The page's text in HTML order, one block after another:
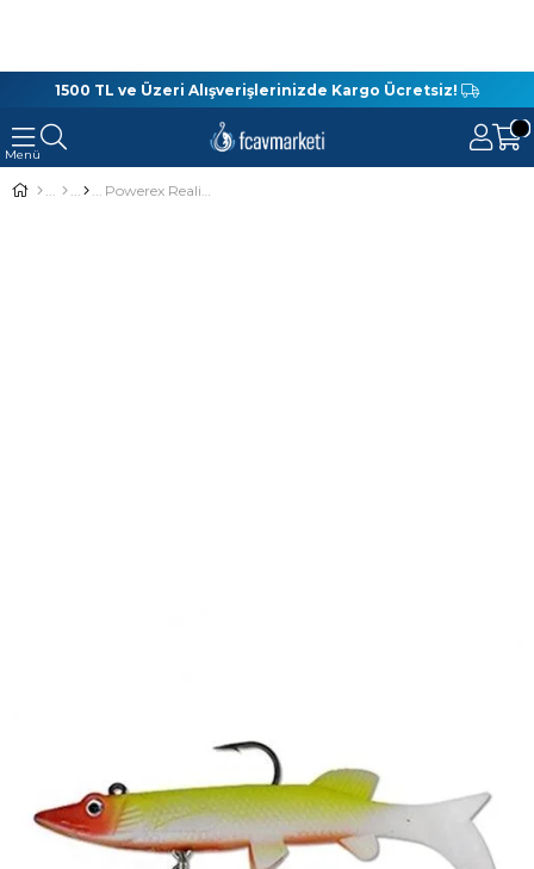
1500 TL ve Üzeri Alışverişlerinizde Kargo Ücretsiz!
Powerex Realistic Pike Limon Turna Model Kendinden Zokalı 10Cm. 18Gr